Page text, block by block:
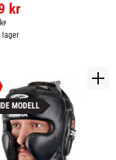
kr
I lager
MODELL